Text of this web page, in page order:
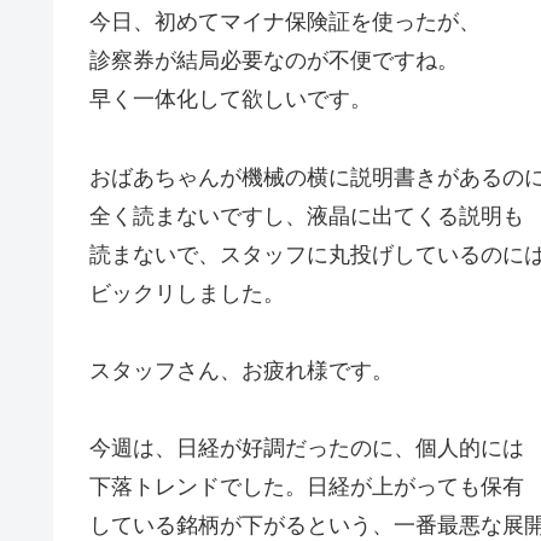
今日、初めてマイナ保険証を使ったが、
診察券が結局必要なのが不便ですね。
早く一体化して欲しいです。
おばあちゃんが機械の横に説明書きがあるの
全く読まないですし、液晶に出てくる説明も
読まないで、スタッフに丸投げしているのに
ビックリしました。
スタッフさん、お疲れ様です。
今週は、日経が好調だったのに、個人的には
下落トレンドでした。日経が上がっても保有
している銘柄が下がるという、一番最悪な展